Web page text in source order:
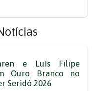
e Luís Filipe
Ouro Branco no
Seridó 2026